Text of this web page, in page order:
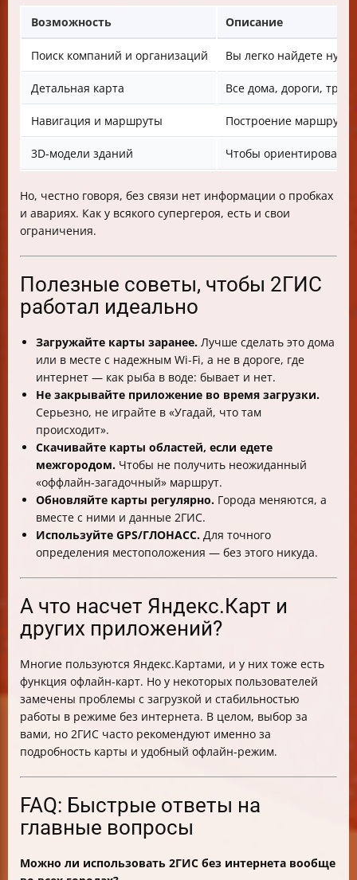
Возможность Описание
Поиск компаний и организаций Вы легко найдете
Детальная карта Все дома, дороги,
Навигация и маршруты Построение маршрута
3D-модели зданий Чтобы
Но, честно говоря, без связи нет информации о пробках
и авариях. Как у всякого супергероя, есть и свои
ограничения.
Полезные советы, чтобы 2ГИС
работал идеально
Загружайте карты заранее. Лучше сделать это дома
или в месте с надежным Wi-Fi, а не в дороге, где
интернет — как рыба в воде: бывает и нет.
Не закрывайте приложение во время загрузки.
Серьезно, не играйте в «Угадай, что там
происходит».
Скачивайте карты областей, если едете
межгородом. Чтобы не получить неожиданный
«оффлайн-загадочный» маршрут.
Обновляйте карты регулярно. Города меняются, а
вместе с ними и данные 2ГИС.
Используйте GPS/ГЛОНАСС. Для точного
определения местоположения — без этого никуда.
А что насчет Яндекс.Карт и
других приложений?
Многие пользуются Яндекс.Картами, и у них тоже есть
функция офлайн-карт. Но у некоторых пользователей
замечены проблемы с загрузкой и стабильностью
работы в режиме без интернета. В целом, выбор за
вами, но 2ГИС часто рекомендуют именно за
подробность карты и удобный офлайн-режим.
FAQ: Быстрые ответы на
главные вопросы
Можно ли использовать 2ГИС без интернета вообще